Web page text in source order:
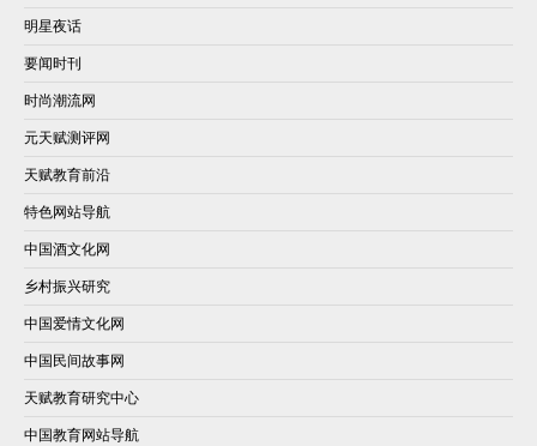
明星夜话
要闻时刊
时尚潮流网
元天赋测评网
天赋教育前沿
特色网站导航
中国酒文化网
乡村振兴研究
中国爱情文化网
中国民间故事网
天赋教育研究中心
中国教育网站导航